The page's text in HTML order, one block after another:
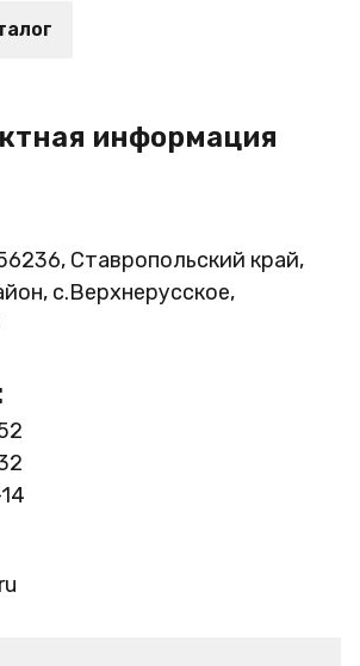
информация
Ставропольский край,
с.Верхнерусское,